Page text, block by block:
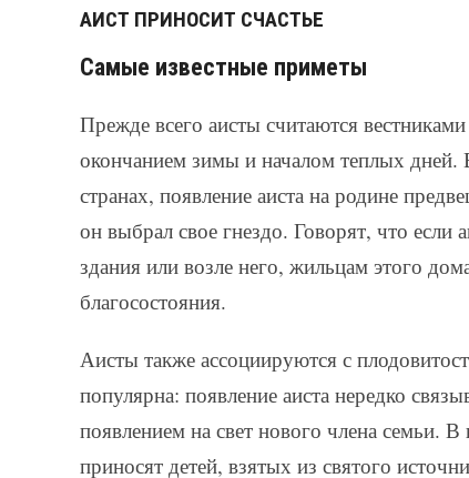
АИСТ ПРИНОСИТ СЧАСТЬЕ
Самые известные приметы
Прежде всего аисты считаются
окончанием зимы и началом теплых
странах, появление аиста на родине
он выбрал свое гнездо. Говорят, что
здания или возле него, жильцам этого
благосостояния.
Аисты также ассоциируются с
популярна: появление аиста нередко
появлением на свет нового члена семьи.
приносят детей, взятых из святого